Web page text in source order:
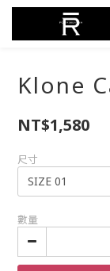
Klone
NT$1,580
尺寸
數量